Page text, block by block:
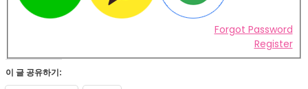
Forgot Password
Register
이 글 공유하기: